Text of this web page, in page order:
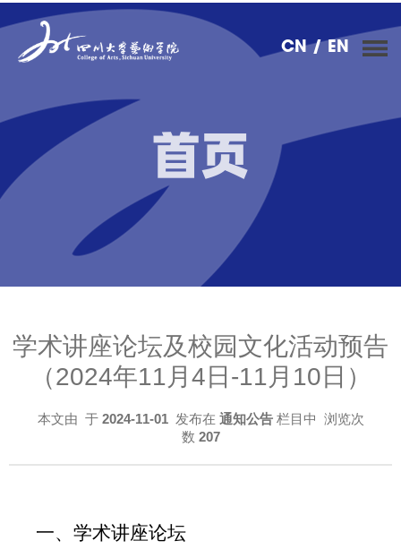
/ EN
CN
首页
学术讲座论坛及校园文化活动预告
（2024年11月4日-11月10日）
本文由 于 2024-11-01发布在 通知公告栏目中 浏览次
数 207
一、学术讲座论坛